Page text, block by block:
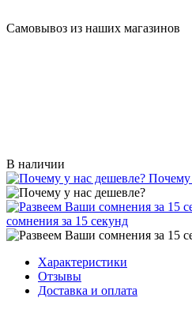
Самовывоз из наших магазинов
В наличии
Почему
сомнения за 15 секунд
Характеристики
Отзывы
Доставка и оплата